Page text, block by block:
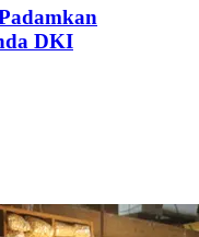
DKI